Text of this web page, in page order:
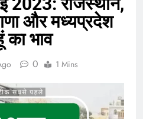
और मध्यप्रदेश
भाव
0 1 Mins